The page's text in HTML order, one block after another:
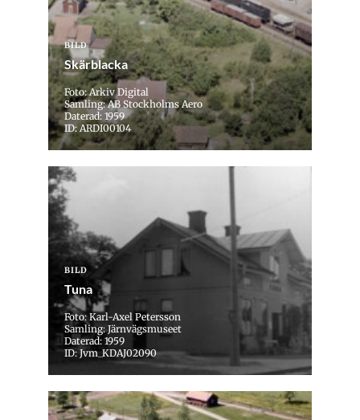
BILD
Skärblacka
Foto: Arkiv Digital
Samling: AB Stockholms Aero
Daterad: 1959
ID: ARDI00104
BILD
Tuna
Foto: Karl-Axel Petersson
Samling: Järnvägsmuseet
Daterad: 1959
ID: Jvm_KDAJ02090